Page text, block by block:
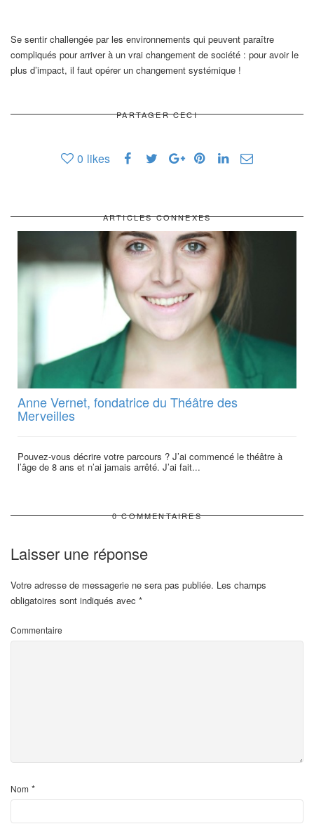
Se sentir challengée par les environnements qui peuvent paraître
compliqués pour arriver à un vrai changement de société : pour avoir le
plus d’impact, il faut opérer un changement systémique !
PARTAGER CECI
0 likes
ARTICLES CONNEXES
Anne Vernet, fondatrice du Théâtre des
Merveilles
Pouvez-vous décrire votre parcours ? J’ai commencé le théâtre à
l’âge de 8 ans et n’ai jamais arrêté. J’ai fait...
0 COMMENTAIRES
Laisser une réponse
Votre adresse de messagerie ne sera pas publiée. Les champs
obligatoires sont indiqués avec *
Commentaire
Nom *